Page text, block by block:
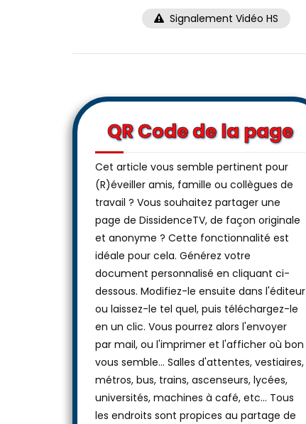
Signalement Vidéo HS
QR Code de la page
Cet article vous semble pertinent pour
(R)éveiller amis, famille ou collègues de
travail ? Vous souhaitez partager une
page de DissidenceTV, de façon originale
et anonyme ? Cette fonctionnalité est
idéale pour cela. Générez votre
document personnalisé en cliquant ci-
dessous. Modifiez-le ensuite dans l'éditeur
ou laissez-le tel quel, puis téléchargez-le
en un clic. Vous pourrez alors l'envoyer
par mail, ou l'imprimer et l'afficher où bon
vous semble… Salles d'attentes, vestiaires,
métros, bus, trains, ascenseurs, lycées,
universités, machines à café, etc... Tous
les endroits sont propices au partage de